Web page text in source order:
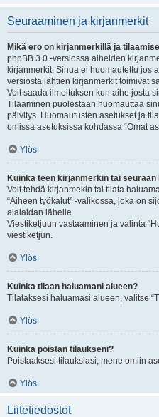
Seuraaminen ja kirjanmerkit
Mikä ero on kirjanmerkillä ja
phpBB 3.0 -versiossa aiheiden
kirjanmerkit. Sinua ei huomautettu jos
versiosta lähtien kirjanmerkit toimivat
Voit saada ilmoituksen kun aihe josta
Tilaaminen puolestaan huomauttaa
päivitys. Huomautusten asetukset ja
omissa asetuksissa kohdassa “Omat
Ylös
Kuinka teen kirjanmerkin tai seuraan
Voit tehdä kirjanmekin tai tilata
“Aiheen työkalut” -valikossa, joka on
alalaidan lähelle.
Viestiketjuun vastaaminen ja valinta
viestiketjun.
Ylös
Kuinka tilaan haluamani alueen?
Tilataksesi haluamasi alueen, valitse
Ylös
Kuinka poistan tilaukseni?
Poistaaksesi tilauksiasi, mene omiin
Ylös
Liitetiedostot